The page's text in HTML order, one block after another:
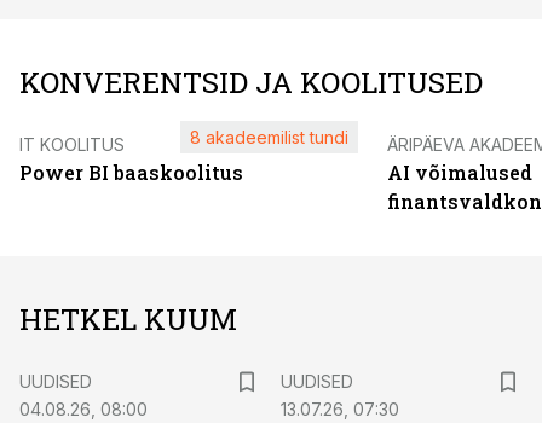
KONVERENTSID JA KOOLITUSED
IT KOOLITUS
Power BI baaskoolitus
8 akadeemilist tundi ÄRIPÄEVA
AI võimalused
HETKEL KUUM
UUDISED
04.08.26, 08:00
UUDISED
13.07.26, 07:30